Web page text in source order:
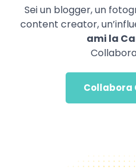
Sei un blogger, un
content creator,
ami la
Collabora